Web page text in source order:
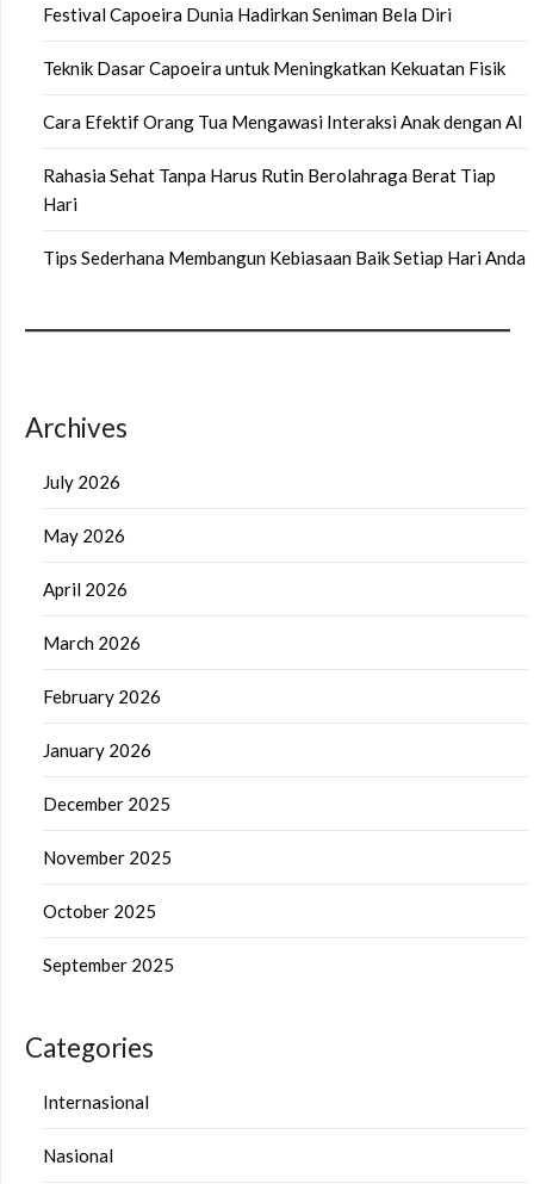
Festival Capoeira Dunia Hadirkan Seniman Bela Diri
Teknik Dasar Capoeira untuk Meningkatkan Kekuatan Fisik
Cara Efektif Orang Tua Mengawasi Interaksi Anak dengan AI
Rahasia Sehat Tanpa Harus Rutin Berolahraga Berat Tiap
Hari
Tips Sederhana Membangun Kebiasaan Baik Setiap Hari Anda
Archives
July 2026
May 2026
April 2026
March 2026
February 2026
January 2026
December 2025
November 2025
October 2025
September 2025
Categories
Internasional
Nasional